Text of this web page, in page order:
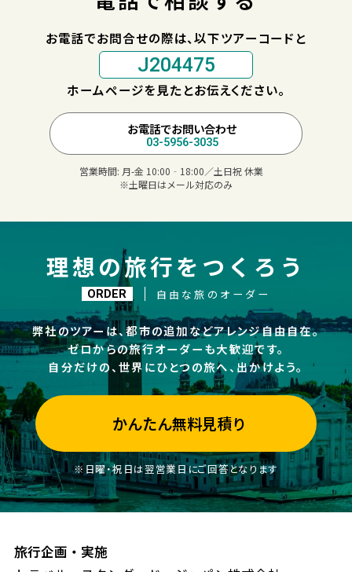
お電話でお問合せの際は、以下ツアーコードと
J204475
ホームページを見たとお伝えください。
お電話でお問い合わせ
03-5956-3035
営業時間: 月-金 10:00‐18:00／土日祝 休業
※土曜日はメール対応のみ
理想の旅行をつくろう
ORDER 自由な旅のオーダー
弊社のツアーは、都市の追加などアレンジ自由自在。
ゼロからの旅行オーダーも大歓迎です。
自分だけの、世界にひとつの旅へ、出かけよう。
かんたん無料見積り
※日曜・祝日は翌営業日にご回答となります
旅行企画・実施